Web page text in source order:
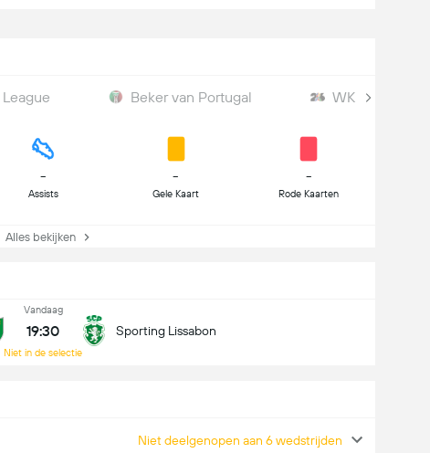
Beker van Portugal WK
-
Assists
-
Gele Kaart
-
Rode Kaarten
bekijken
Vandaag
19:30
Niet in de selectie
Sporting Lissabon
Niet deelgenopen aan 6 wedstrijden